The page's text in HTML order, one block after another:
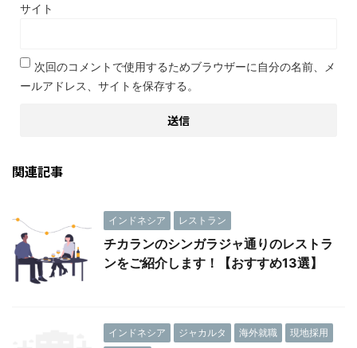
サイト
次回のコメントで使用するためブラウザーに自分の名前、メ
ールアドレス、サイトを保存する。
関連記事
インドネシア レストラン
チカランのシンガラジャ通りのレストラ
ンをご紹介します！【おすすめ13選】
インドネシア ジャカルタ 海外就職
現地採用